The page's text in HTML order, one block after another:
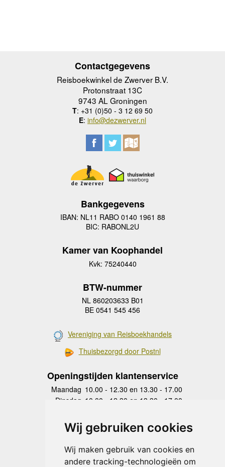
Wij gebruiken cookies
Wij maken gebruik van cookies en
andere tracking-technologieën om
Contactgegevens
Reisboekwinkel de Zwerver B.V.
Protonstraat 13C
9743 AL Groningen
T: +31 (0)50 - 3 12 69 50
E: info@dezwerver.nl
Bankgegevens
IBAN: NL11 RABO 0140 1961 88
BIC: RABONL2U
Kamer van Koophandel
Kvk: 75240440
BTW-nummer
NL 860203633 B01
BE 0541 545 456
Vereniging van Reisboekhandels
Thuisbezorgd door Postnl
Openingstijden klantenservice
Maandag 10.00 - 12.30 en 13.30 - 17.00
Dinsdag 10.00 - 12.30 en 13.30 - 17.00
Donderdag
10.00 - 12.30 en 13.30 - 17.00
Vrijdag 10.00 - 12.30 en 13.30 - 17.00
Zaterdag
gesloten
Zondag gesloten